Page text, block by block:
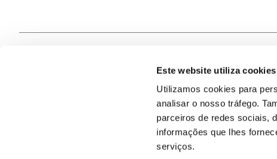
Este website utiliza cookies
Utilizamos cookies para
analisar o nosso tráfego.
parceiros de redes sociais,
informações que lhes
serviços.
Contacte-
Quem